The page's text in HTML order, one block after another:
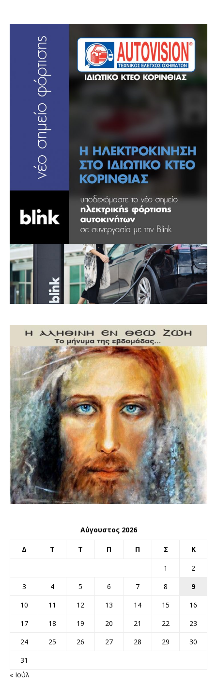
Αύγουστος 2026
Δ Τ Τ Π Π Σ Κ
1
2
3
4 5 6 7 8
9
10
11 12 13 14 15
16
17
18 19 20 21 22
23
24
25 26 27 28 29
30
31
« Ιούλ